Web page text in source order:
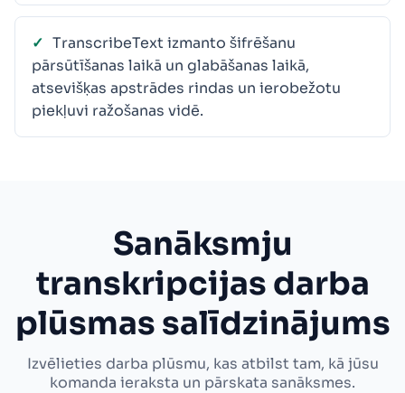
TranscribeText izmanto šifrēšanu
pārsūtīšanas laikā un glabāšanas laikā,
atsevišķas apstrādes rindas un ierobežotu
piekļuvi ražošanas vidē.
Sanāksmju
transkripcijas darba
plūsmas salīdzinājums
Izvēlieties darba plūsmu, kas atbilst tam, kā jūsu
komanda ieraksta un pārskata sanāksmes.